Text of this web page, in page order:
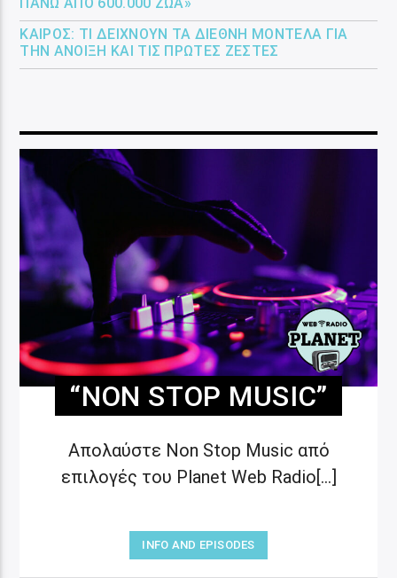
ΚΑΙΡΌΣ: ΤΙ ΔΕΊΧΝΟΥΝ ΤΑ ΔΙΕΘΝΉ ΜΟΝΤΈΛΑ ΓΙΑ
ΤΗΝ ΆΝΟΙΞΗ ΚΑΙ ΤΙΣ ΠΡΏΤΕΣ ΖΈΣΤΕΣ
“NON STOP MUSIC”
Απολαύστε Non Stop Music από
επιλογές του Planet Web Radio[...]
INFO AND EPISODES